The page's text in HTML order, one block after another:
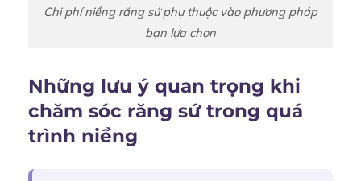
Chi phí niềng răng sứ phụ thuộc vào phương pháp
bạn lựa chọn
Những lưu ý quan trọng khi
chăm sóc răng sứ trong quá
trình niềng